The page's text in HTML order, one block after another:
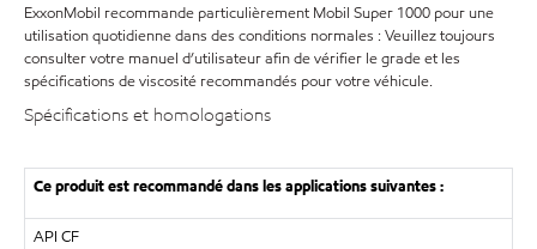
ExxonMobil recommande particulièrement Mobil Super 1000 pour une
utilisation quotidienne dans des conditions normales : Veuillez toujours
consulter votre manuel d’utilisateur afin de vérifier le grade et les
spécifications de viscosité recommandés pour votre véhicule.
Spécifications et homologations
Ce produit est recommandé dans les applications suivantes :
API CF